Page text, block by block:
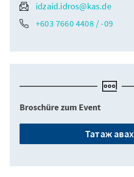
idzaid.idros@kas.de
+603 7660 4408 / -09
Broschüre zum Event
Татаж авах